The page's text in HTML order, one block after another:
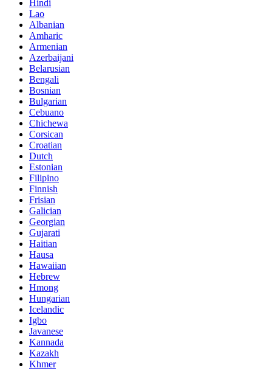
Hindi
Lao
Albanian
Amharic
Armenian
Azerbaijani
Belarusian
Bengali
Bosnian
Bulgarian
Cebuano
Chichewa
Corsican
Croatian
Dutch
Estonian
Filipino
Finnish
Frisian
Galician
Georgian
Gujarati
Haitian
Hausa
Hawaiian
Hebrew
Hmong
Hungarian
Icelandic
Igbo
Javanese
Kannada
Kazakh
Khmer